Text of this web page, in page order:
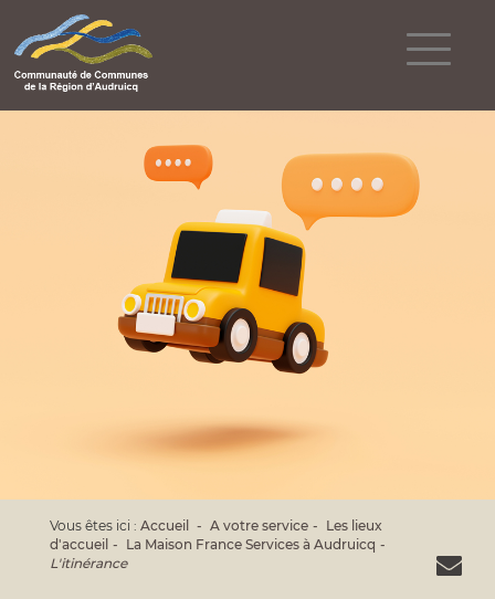
Vous êtes ici : Accueil A votre service
Les lieux
d'accueil
La Maison France Services à Audruicq
L'itinérance